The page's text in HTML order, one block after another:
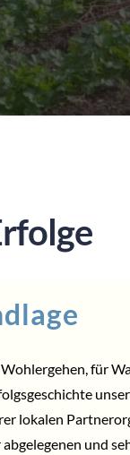
für
lokalen
und